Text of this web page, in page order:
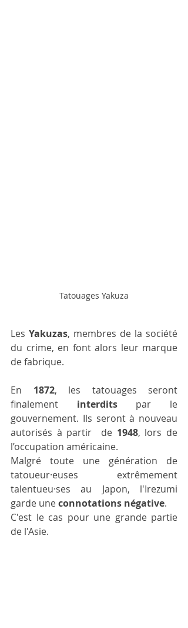
Tatouages Yakuza
Les Yakuzas, membres de la société
du crime, en font alors leur marque
de fabrique.
En 1872, les tatouages seront
finalement interdits par le
gouvernement. Ils seront à nouveau
autorisés à partir  de 1948, lors de
l’occupation américaine.
Malgré toute une génération de
tatoueur·euses extrêmement
talentueu·ses au Japon, l'Irezumi
garde une connotations négative.
C'est le cas pour une grande partie
de l'Asie.